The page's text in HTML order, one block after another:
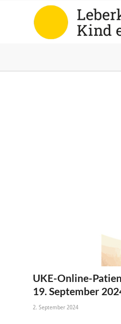
UKE-Online-
19. September
2. September 2024